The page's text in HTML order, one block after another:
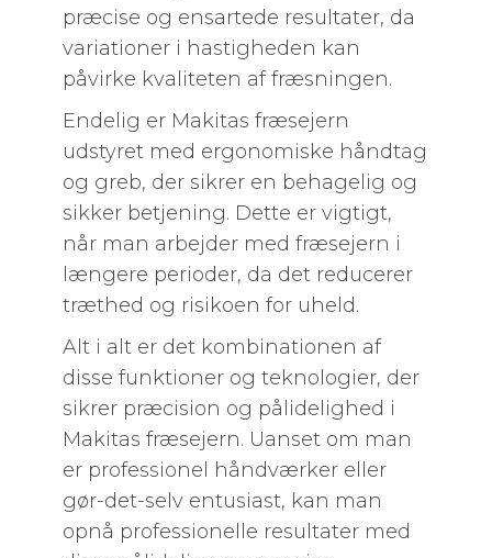
præcise og ensartede resultater, da
variationer i hastigheden kan
påvirke kvaliteten af ​​fræsningen.
Endelig er Makitas fræsejern
udstyret med ergonomiske håndtag
og greb, der sikrer en behagelig og
sikker betjening. Dette er vigtigt,
når man arbejder med fræsejern i
længere perioder, da det reducerer
træthed og risikoen for uheld.
Alt i alt er det kombinationen af ​​
disse funktioner og teknologier, der
sikrer præcision og pålidelighed i
Makitas fræsejern. Uanset om man
er professionel håndværker eller
gør-det-selv entusiast, kan man
opnå professionelle resultater med